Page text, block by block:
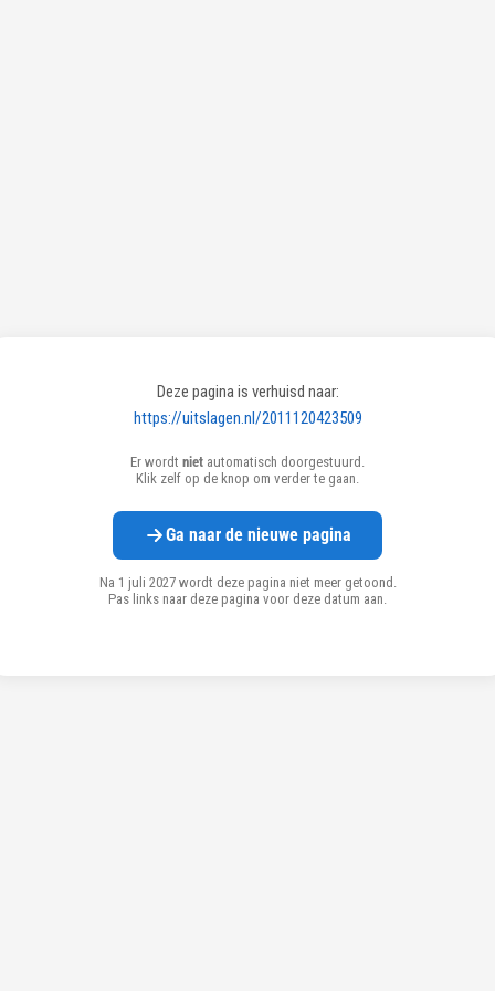
Deze pagina is verhuisd naar:
https://uitslagen.nl/2011120423509
Er wordt niet automatisch doorgestuurd.
Klik zelf op de knop om verder te gaan.
Ga naar de nieuwe pagina
Na 1 juli 2027 wordt deze pagina niet meer getoond.
Pas links naar deze pagina voor deze datum aan.